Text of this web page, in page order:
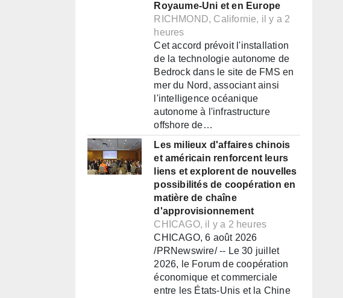
Royaume-Uni et en Europe
RICHMOND, Californie, il y a 2
heures
Cet accord prévoit l'installation
de la technologie autonome de
Bedrock dans le site de FMS en
mer du Nord, associant ainsi
l'intelligence océanique
autonome à l'infrastructure
offshore de…
Les milieux d'affaires chinois
et américain renforcent leurs
liens et explorent de nouvelles
possibilités de coopération en
matière de chaîne
d'approvisionnement
CHICAGO, il y a 2 heures
CHICAGO, 6 août 2026
/PRNewswire/ -- Le 30 juillet
2026, le Forum de coopération
économique et commerciale
entre les États-Unis et la Chine